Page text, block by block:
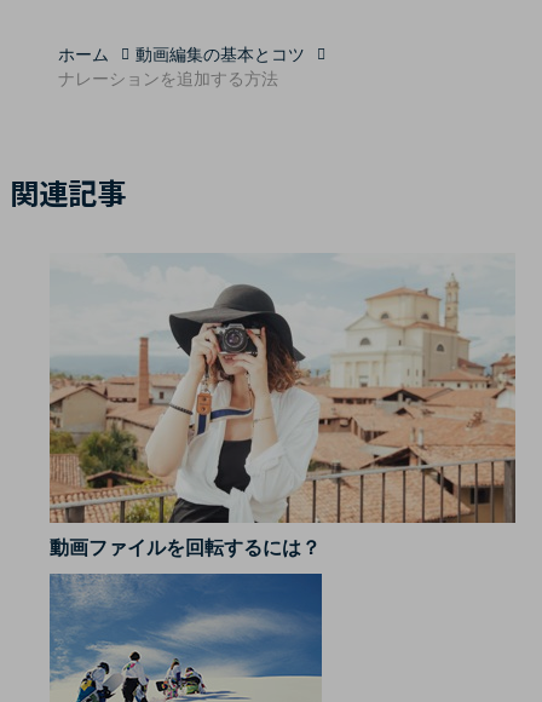
ホーム
動画編集の基本とコツ
ナレーションを追加する方法
関連記事
動画ファイルを回転するには？